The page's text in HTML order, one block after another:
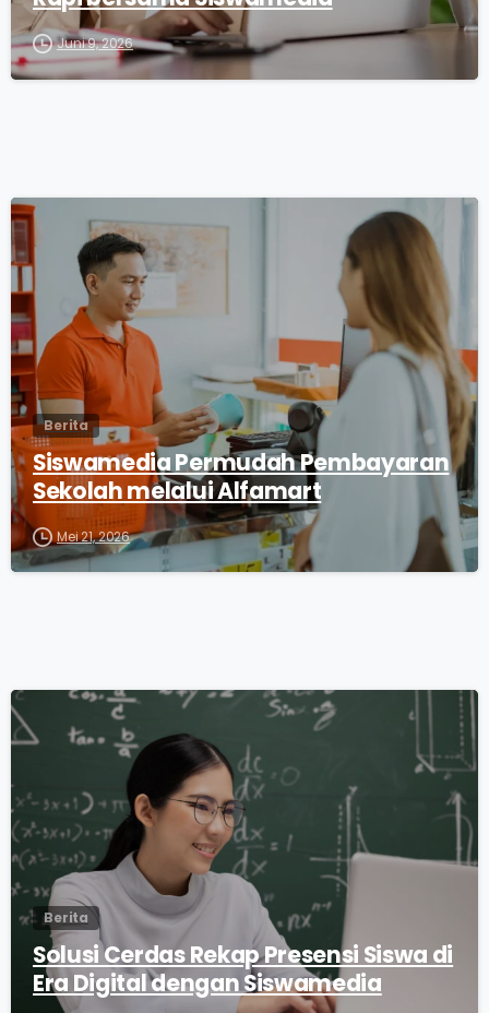
Juni 9, 2026
Berita
Siswamedia Permudah Pembayaran
Sekolah melalui Alfamart
Mei 21, 2026
Berita
Solusi Cerdas Rekap Presensi Siswa di
Era Digital dengan Siswamedia